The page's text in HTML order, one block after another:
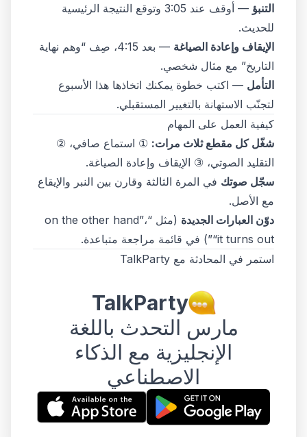
التنبؤ
— أوقف عند 3:05 وتوقع النتيجة الرئيسية
للحديث.
الإيقاف وإعادة الصياغة
— بعد 4:15، صِف “وهم نهاية
التاريخ” مع مثال شخصي.
التأمل — اكتب خطوة يمكنك اتخاذها هذا الأسبوع
لتجنّب الاستهانة بالتغيير المستقبلي.
كيفية العمل على المهام
شغّل كل مقطع ثلاث مرات: ① استماع صافي، ②
التقليد الصوتي، ③ الإيقاف وإعادة الصياغة.
سجّل صوتك في المرة الثالثة وقارن بين النبر والإيقاع
مع الأصل.
دوّن العبارات الجديدة
(مثل “on the other hand”،
“it turns out”) في قائمة مراجعة متباعدة.
استمر في المحادثة مع TalkParty
TalkParty
مارس التحدث باللغة
الإنجليزية مع الذكاء
الاصطناعي